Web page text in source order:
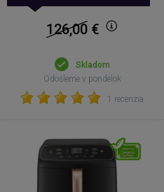
126,00 €
Skladom
Odošleme v pondelok
1 recenzia